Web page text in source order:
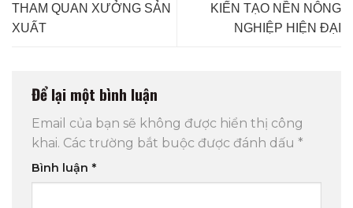
THAM QUAN XƯỞNG SẢN
XUẤT
KIẾN TẠO NỀN NÔNG
NGHIỆP HIỆN ĐẠI
Để lại một bình luận
Email của bạn sẽ không được hiển thị công
khai. Các trường bắt buộc được đánh dấu *
Bình luận *